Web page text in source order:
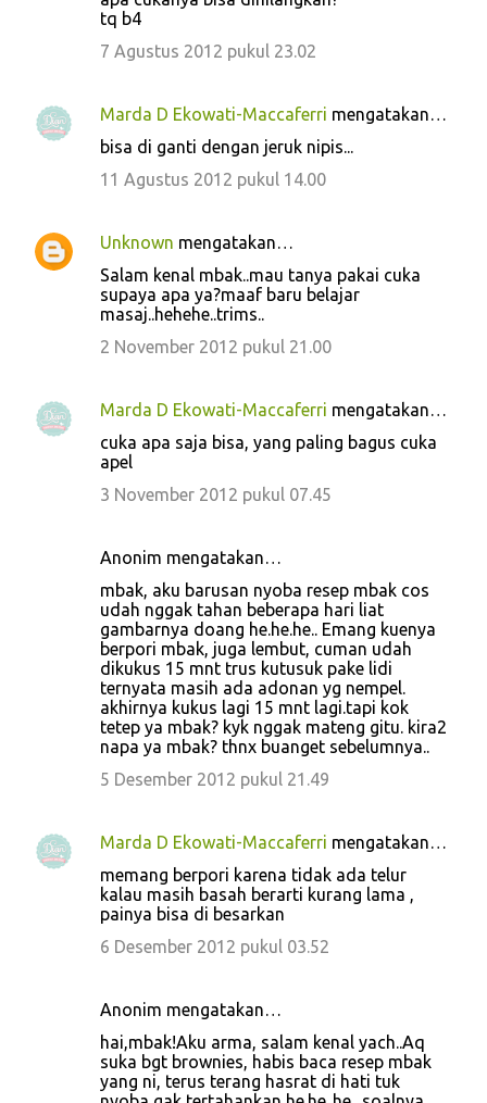
tq b4
7 Agustus 2012 pukul 23.02
Marda D Ekowati-Maccaferri mengatakan…
bisa di ganti dengan jeruk nipis...
11 Agustus 2012 pukul 14.00
Unknown mengatakan…
Salam kenal mbak..mau tanya pakai cuka
supaya apa ya?maaf baru belajar
masaj..hehehe..trims..
2 November 2012 pukul 21.00
Marda D Ekowati-Maccaferri mengatakan…
cuka apa saja bisa, yang paling bagus cuka
apel
3 November 2012 pukul 07.45
Anonim mengatakan…
mbak, aku barusan nyoba resep mbak cos
udah nggak tahan beberapa hari liat
gambarnya doang he.he.he.. Emang kuenya
berpori mbak, juga lembut, cuman udah
dikukus 15 mnt trus kutusuk pake lidi
ternyata masih ada adonan yg nempel.
akhirnya kukus lagi 15 mnt lagi.tapi kok
tetep ya mbak? kyk nggak mateng gitu. kira2
napa ya mbak? thnx buanget sebelumnya..
5 Desember 2012 pukul 21.49
Marda D Ekowati-Maccaferri mengatakan…
memang berpori karena tidak ada telur
kalau masih basah berarti kurang lama ,
painya bisa di besarkan
6 Desember 2012 pukul 03.52
Anonim mengatakan…
hai,mbak!Aku arma, salam kenal yach..Aq
suka bgt brownies, habis baca resep mbak
yang ni, terus terang hasrat di hati tuk